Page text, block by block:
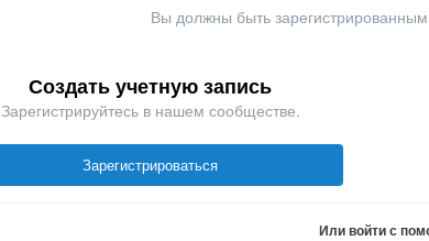
Вы должны быть
Создать учетную запись
Зарегистрируйтесь в нашем сообществе.
Зарегистрироваться
Или войти с